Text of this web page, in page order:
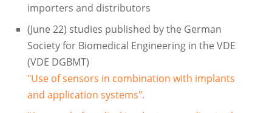
importers and distributors
(June 22) studies published by the German
Society for Biomedical Engineering in the VDE
(VDE DGBMT)
"Use of sensors in combination with implants
and application systems".